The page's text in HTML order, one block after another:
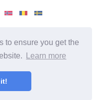
to ensure you get the
Learn more
hälsosam diet.
fakta.
starkare idag!